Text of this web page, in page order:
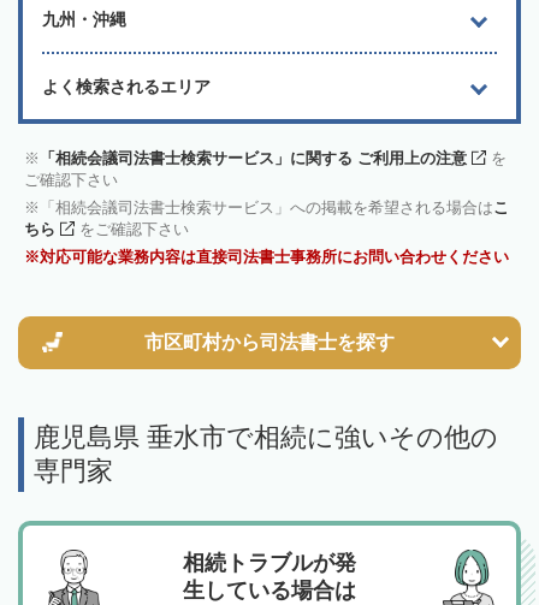
九州・沖縄
よく検索されるエリア
「相続会議司法書士検索サービス」に関する ご利用上の注意
を
ご確認下さい
「相続会議司法書士検索サービス」への掲載を希望される場合はこ
ちら
をご確認下さい
対応可能な業務内容は直接司法書士事務所にお問い合わせください
市区町村から司法書士を探す
鹿児島県 垂水市で相続に強いその他の
専門家
相続トラブルが発
生している場合は